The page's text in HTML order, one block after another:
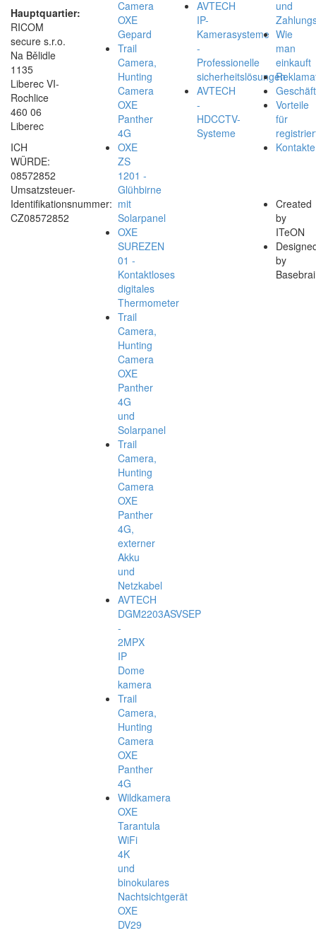
Hauptquartier:
RICOM
secure s.r.o.
Na Bělidle
1135
Liberec VI-
Rochlice
460 06
Liberec
ICH
WÜRDE:
08572852
Umsatzsteuer-
Identifikationsnummer:
CZ08572852
Camera
OXE
Gepard
Trail
Camera,
Hunting
Camera
OXE
Panther
4G
OXE
ZS
1201 -
Glühbirne
mit
Solarpanel
OXE
SUREZEN
01 -
Kontaktloses
digitales
Thermometer
Trail
Camera,
Hunting
Camera
OXE
Panther
4G
und
Solarpanel
Trail
Camera,
Hunting
Camera
OXE
Panther
4G,
externer
Akku
und
Netzkabel
AVTECH
DGM2203ASVSEP
-
2MPX
IP
Dome
kamera
Trail
Camera,
Hunting
Camera
OXE
Panther
4G
Wildkamera
OXE
Tarantula
WiFi
4K
und
binokulares
Nachtsichtgerät
OXE
DV29
AVTECH
IP-
Kamerasysteme
-
Professionelle
sicherheitslösungen
AVTECH
-
HDCCTV-
Systeme
und
Wie
man
einkauft
Vorteile
für
Kontakte
Created
by
ITeON
by